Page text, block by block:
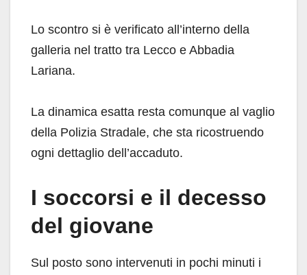
Lo scontro si è verificato all’interno della
galleria nel tratto tra Lecco e Abbadia
Lariana.
La dinamica esatta resta comunque al vaglio
della Polizia Stradale, che sta ricostruendo
ogni dettaglio dell’accaduto.
I soccorsi e il decesso
del giovane
Sul posto sono intervenuti in pochi minuti i